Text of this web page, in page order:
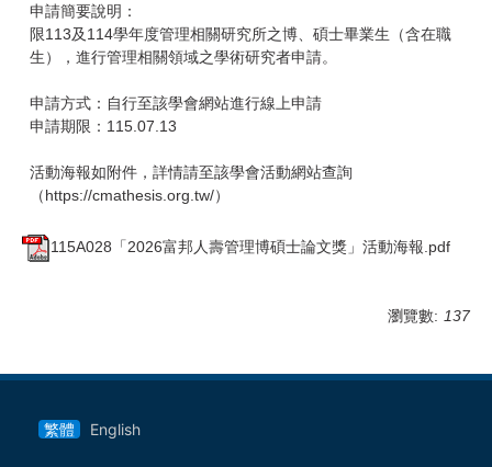
申請簡要說明：
限113及114學年度管理相關研究所之博、碩士畢業生（含在職
生），進行管理相關領域之學術研究者申請。
申請方式：自行至該學會網站進行線上申請
申請期限：115.07.13
活動海報如附件，詳情請至該學會活動網站查詢
（https://cmathesis.org.tw/）
115A028「2026富邦人壽管理博碩士論文獎」活動海報.pdf
瀏覽數: 137
繁體 English